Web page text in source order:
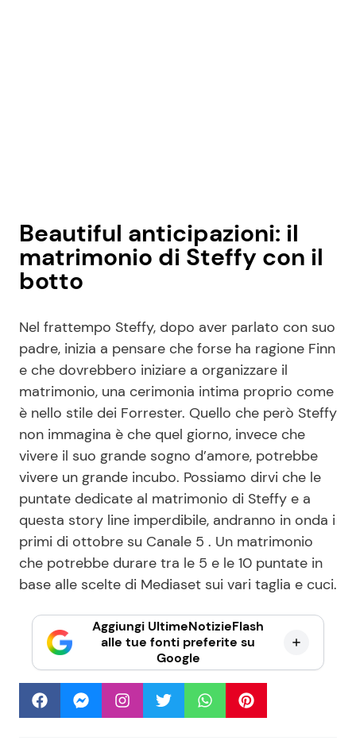
Beautiful anticipazioni: il
matrimonio di Steffy con il
botto
Nel frattempo Steffy, dopo aver parlato con suo
padre, inizia a pensare che forse ha ragione Finn
e che dovrebbero iniziare a organizzare il
matrimonio, una cerimonia intima proprio come
è nello stile dei Forrester. Quello che però Steffy
non immagina è che quel giorno, invece che
vivere il suo grande sogno d’amore, potrebbe
vivere un grande incubo. Possiamo dirvi che le
puntate dedicate al matrimonio di Steffy e a
questa story line imperdibile, andranno in onda i
primi di ottobre su Canale 5 . Un matrimonio
che potrebbe durare tra le 5 e le 10 puntate in
base alle scelte di Mediaset sui vari taglia e cuci.
Aggiungi UltimeNotizieFlash
alle tue fonti preferite su
Google